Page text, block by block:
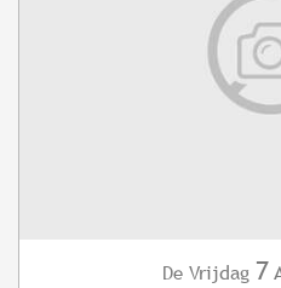
De Vrijdag 7